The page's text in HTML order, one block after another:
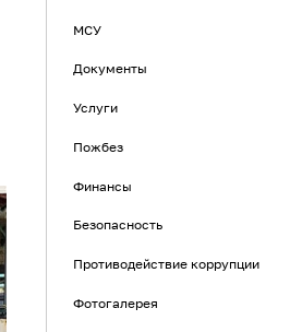
МСУ
Документы
Услуги
Пожбез
Финансы
Безопасность
Противодействие коррупции
Фотогалерея